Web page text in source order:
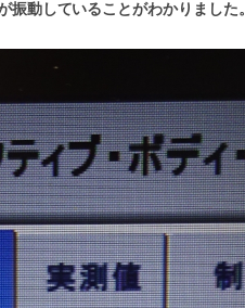
動していることがわかりました。